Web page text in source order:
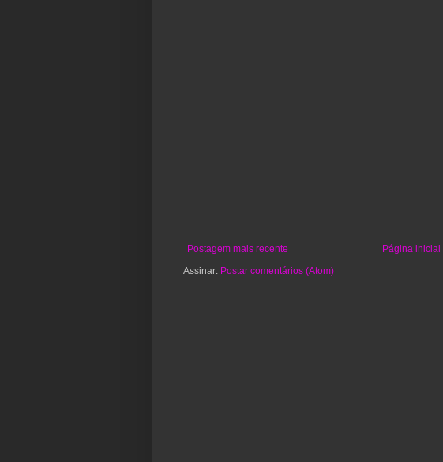
Postagem mais recente
Página inicial
Assinar: Postar comentários (Atom)